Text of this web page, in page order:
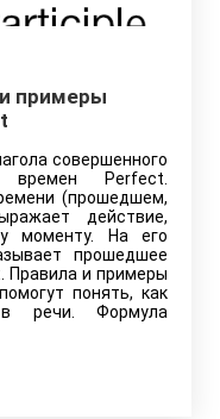
примеры
совершенного
времен Perfect.
(прошедшем,
действие,
моменту. На его
прошедшее
Правила и примеры
понять, как
речи. Формула